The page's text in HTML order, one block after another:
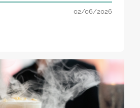
02/06/2026